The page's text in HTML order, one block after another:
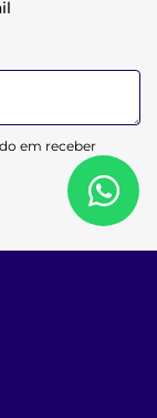
em receber